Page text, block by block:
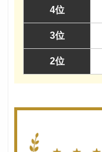
4位
3位
2位